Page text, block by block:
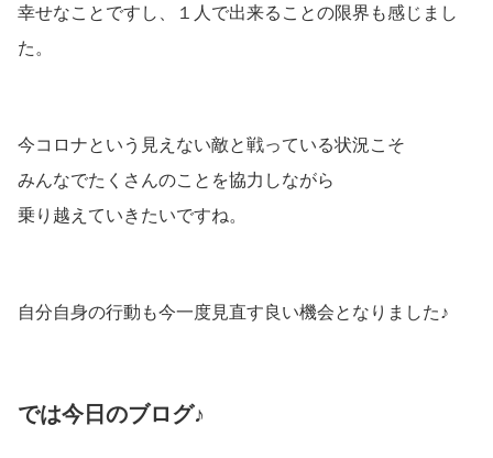
幸せなことですし、１人で出来ることの限界も感じまし
た。
今コロナという見えない敵と戦っている状況こそ
みんなでたくさんのことを協力しながら
乗り越えていきたいですね。
自分自身の行動も今一度見直す良い機会となりました♪
では今日のブログ♪